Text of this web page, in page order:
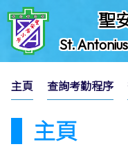
聖
St.
主頁 查詢考勤程序
主頁